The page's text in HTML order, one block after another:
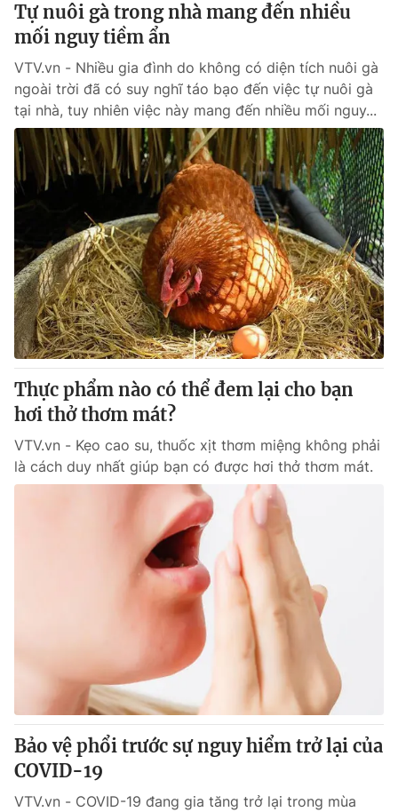
Góc doanh nghiệp
Truyền hình
Phim VTV
Hậu trường
Nhân vật
Khán giả
Giải sao mai
Giải trí
Điện ảnh
Âm nhạc
Sao
Đời sống
Du lịch
Làm đẹp
Chất lượng cuộc sống
Giáo dục
Tuyển sinh
Học trực tuyến
Công nghệ
Hitech Công nghệ tương lai
Sản phẩm
Thị trường
Tư vấn
Giao lưu trực tuyến
Lịch phát sóng
Chuyên mục khác
Emagazine
Photo Infographic
Shorts video
VTV Thể thao
Bất động sản
Thị trường 24h Tấm lòng Việt
VTV4 Vươn mình bằng AI
VTV9
Tự nuôi gà trong nhà mang đến nhiều
mối nguy tiềm ẩn
VTV.vn - Nhiều gia đình do không có diện tích nuôi gà
ngoài trời đã có suy nghĩ táo bạo đến việc tự nuôi gà
tại nhà, tuy nhiên việc này mang đến nhiều mối nguy...
Thực phẩm nào có thể đem lại cho bạn
hơi thở thơm mát?
VTV.vn - Kẹo cao su, thuốc xịt thơm miệng không phải
là cách duy nhất giúp bạn có được hơi thở thơm mát.
Bảo vệ phổi trước sự nguy hiểm trở lại của
COVID-19
VTV.vn - COVID-19 đang gia tăng trở lại trong mùa